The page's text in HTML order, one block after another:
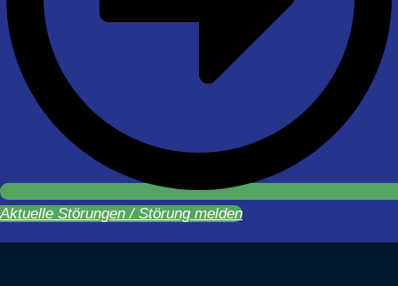
Aktuelle Störungen / Störung melden